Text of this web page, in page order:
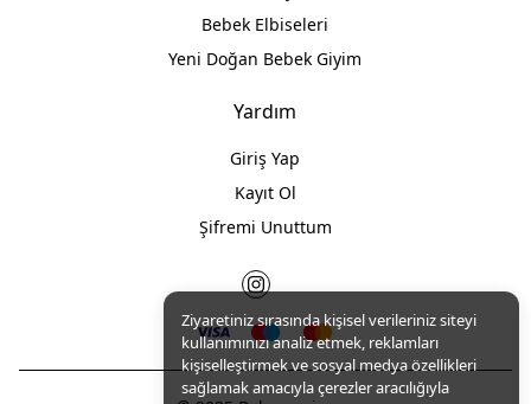
Ziyaretiniz sırasında kişisel verileriniz siteyi
kullanımınızı analiz etmek, reklamları
kişiselleştirmek ve sosyal medya özellikleri
sağlamak amacıyla çerezler aracılığıyla
Bebek Elbiseleri
Yeni Doğan Bebek Giyim
Yardım
Giriş Yap
Kayıt Ol
Şifremi Unuttum